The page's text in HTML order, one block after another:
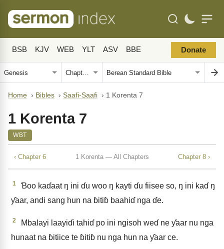
BSB KJV WEB YLT ASV BBE Donate
Home › Bibles › Saafi-Saafi › 1 Korenta 7
1 Korenta 7
WBT
‹ Chapter 6 1 Korenta — All Chapters Chapter 8 ›
1
Ɓoo kaɗaat ŋ ini ɗu woo ŋ kayti ɗu fiisee so, ŋ ini kaɗ ŋ
ƴaar, andi sang hun na ɓitiɓ baahiɗ nga ɗe.
2
Mbalayi laayiɗi tahiɗ po ini ngisoh weɗ ne ƴaar nu nga
hunaat na ɓitiice te ɓitiɓ nu nga hun na ƴaar ce.